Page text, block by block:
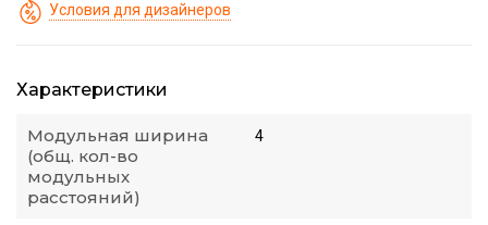
Условия для дизайнеров
Характеристики
Модульная ширина
(общ. кол-во
модульных
расстояний)
4